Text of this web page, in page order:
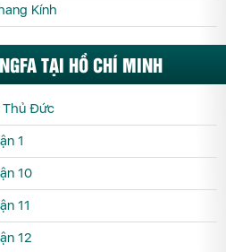
Kính
TẠI HỒ CHÍ MINH
Thủ Đức
1
10
11
12